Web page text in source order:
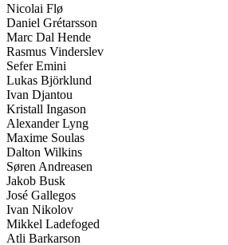
Nicolai Flø
Daniel Grétarsson
Marc Dal Hende
Rasmus Vinderslev
Sefer Emini
Lukas Björklund
Ivan Djantou
Kristall Ingason
Alexander Lyng
Maxime Soulas
Dalton Wilkins
Søren Andreasen
Jakob Busk
José Gallegos
Ivan Nikolov
Mikkel Ladefoged
Atli Barkarson